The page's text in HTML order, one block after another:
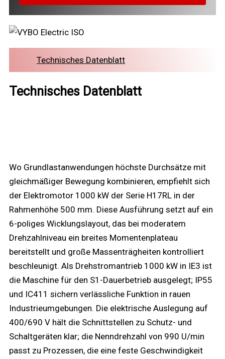
Technisches Datenblatt
Technisches Datenblatt
Wo Grundlastanwendungen höchste Durchsätze mit
gleichmäßiger Bewegung kombinieren, empfiehlt sich
der Elektromotor 1000 kW der Serie H17RL in der
Rahmenhöhe 500 mm. Diese Ausführung setzt auf ein
6-poliges Wicklungslayout, das bei moderatem
Drehzahlniveau ein breites Momentenplateau
bereitstellt und große Massenträgheiten kontrolliert
beschleunigt. Als Drehstromantrieb 1000 kW in IE3 ist
die Maschine für den S1-Dauerbetrieb ausgelegt; IP55
und IC411 sichern verlässliche Funktion in rauen
Industrieumgebungen. Die elektrische Auslegung auf
400/690 V hält die Schnittstellen zu Schutz- und
Schaltgeräten klar; die Nenndrehzahl von 990 U/min
passt zu Prozessen, die eine feste Geschwindigkeit